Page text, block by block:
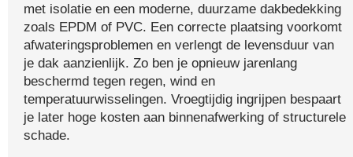
met isolatie en een moderne, duurzame dakbedekking
zoals EPDM of PVC. Een correcte plaatsing voorkomt
afwateringsproblemen en verlengt de levensduur van
je dak aanzienlijk. Zo ben je opnieuw jarenlang
beschermd tegen regen, wind en
temperatuurwisselingen. Vroegtijdig ingrijpen bespaart
je later hoge kosten aan binnenafwerking of structurele
schade.